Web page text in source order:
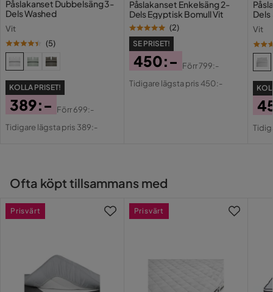
Färgnamn Vit
2 kg
Färg Vit
Serie
EW Emil W
2 år sedan
JL Josefine L
Nisrin C
Jeanette S
Påslakanset Dubbelsäng 3-
Dels Washed
Vit
(5)
KOLLA PRISET!
Pris
389:-
Original
Förr699:-
Tidigare lägsta pris 389:-
Påslakanset Enkelsäng 2-
Dels Egyptisk Bomull Vit
(2)
SE PRISET!
Pris
450:-
Original
Förr799:-
Tidigare lägsta pris 450:-
Dels
Vit
Ofta köpt tillsammans med
Prisvärt Prisvärt